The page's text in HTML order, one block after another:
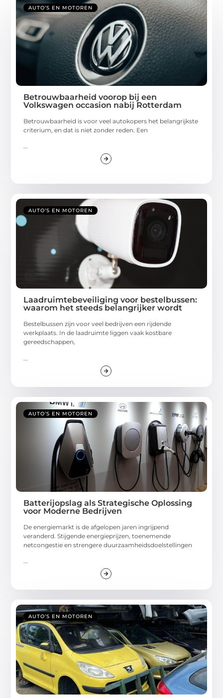
AUTO’S EN MOTOREN
Betrouwbaarheid voorop bij een
Volkswagen occasion nabij Rotterdam
Betrouwbaarheid is voor veel autokopers het belangrijkste
criterium, en dat is niet zonder reden. Een
...
AUTO’S EN MOTOREN
Laadruimtebeveiliging voor bestelbussen:
waarom het steeds belangrijker wordt
Bestelbussen zijn voor veel bedrijven een rijdende
werkplaats. In de laadruimte liggen vaak kostbare
gereedschappen,
AUTO’S EN MOTOREN
Batterijopslag als Strategische Oplossing
voor Moderne Bedrijven
De energiemarkt is de afgelopen jaren ingrijpend
veranderd. Stijgende energieprijzen, toenemende
netcongestie en strengere duurzaamheidsdoelstellingen
...
AUTO’S EN MOTOREN